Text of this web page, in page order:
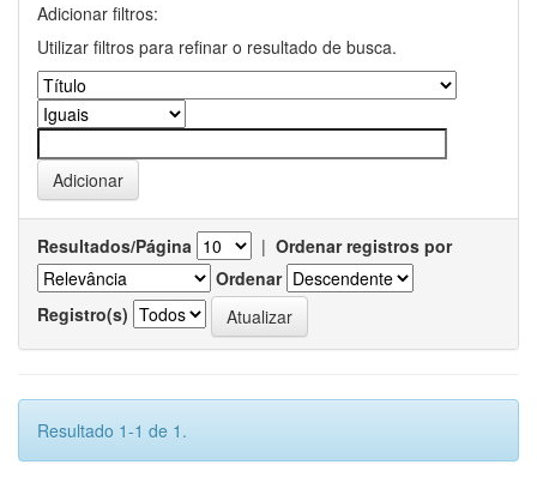
Adicionar filtros:
Utilizar filtros para refinar o resultado de busca.
Resultados/Página | Ordenar registros por
Ordenar
Registro(s)
Resultado 1-1 de 1.